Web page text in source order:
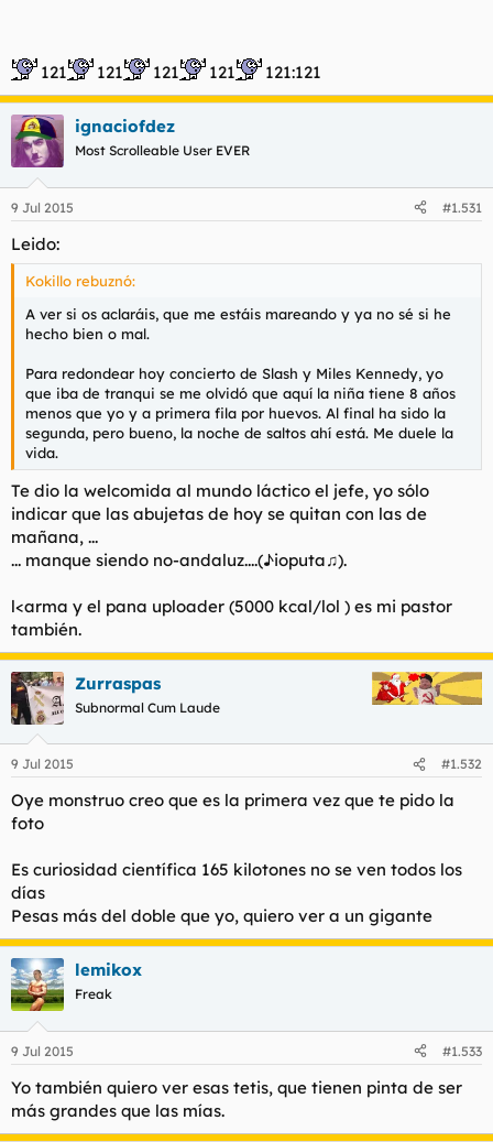
121 121 121 121 121:121
ignaciofdez
Most Scrolleable User EVER
9 Jul 2015 #1.531
Leido:
Kokillo rebuznó:
A ver si os aclaráis, que me estáis mareando y ya no sé si he
hecho bien o mal.
Para redondear hoy concierto de Slash y Miles Kennedy, yo
que iba de tranqui se me olvidó que aquí la niña tiene 8 años
menos que yo y a primera fila por huevos. Al final ha sido la
segunda, pero bueno, la noche de saltos ahí está. Me duele la
vida.
Te dio la welcomida al mundo láctico el jefe, yo sólo
indicar que las abujetas de hoy se quitan con las de
mañana, ...
... manque siendo no-andaluz....(♪ioputa♫).
l<arma y el pana uploader (5000 kcal/lol ) es mi pastor
también.
Zurraspas
Subnormal Cum Laude
9 Jul 2015 #1.532
Oye monstruo creo que es la primera vez que te pido la
foto
Es curiosidad científica 165 kilotones no se ven todos los
días
Pesas más del doble que yo, quiero ver a un gigante
lemikox
Freak
9 Jul 2015 #1.533
Yo también quiero ver esas tetis, que tienen pinta de ser
más grandes que las mías.